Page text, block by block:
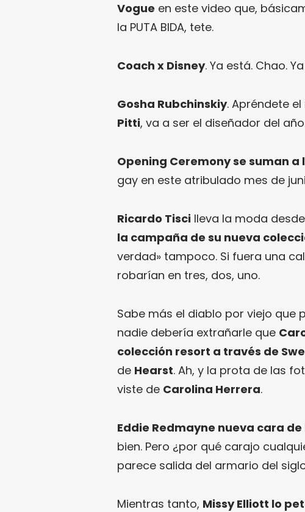
Vogue en este video que,
la PUTA BIDA, tete.
Coach x Disney. Ya está. Chao.
Gosha Rubchinskiy. Apréndete
Pitti, va a ser el diseñador del
Opening Ceremony se suman a
gay en este atribulado mes de
Ricardo Tisci lleva la moda
la campaña de su nueva
verdad» tampoco. Si fuera una
robarían en tres, dos, uno.
Sabe más el diablo por viejo que
nadie debería extrañarle que
colección resort a través de
de Hearst. Ah, y la prota de las
viste de Carolina Herrera.
Eddie Redmayne nueva cara
bien. Pero ¿por qué carajo
parece salida del armario del siglo
Mientras tanto, Missy Elliott lo